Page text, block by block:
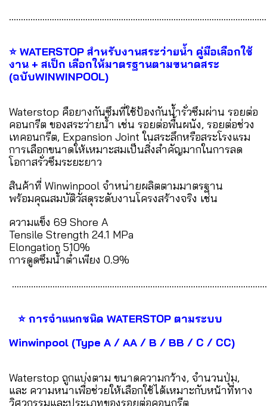
⭐ WATERSTOP สำหรับงานสระว่ายน้ำ คู่มือเลือกใช้
งาน + สเป็ก เลือกให้มาตรฐานตามขนาดสระ
(ฉบับWINWINPOOL)
Waterstop คือยางกันซึมที่ใช้ป้องกันน้ำรั่วซึมผ่าน รอยต่อ
คอนกรีต ของสระว่ายน้ำ เช่น รอยต่อพื้นผนัง, รอยต่อช่วง
เทคอนกรีต, Expansion Joint ในสระลึกหรือสระโรงแรม
การเลือกขนาดให้เหมาะสมเป็นสิ่งสำคัญมากในการลด
โอกาสรั่วซึมระยะยาว
สินค้าที่ Winwinpool จำหน่ายผลิตตามมาตรฐาน
พร้อมคุณสมบัติวัสดุระดับงานโครงสร้างจริง เช่น
ความแข็ง 69 Shore A
Tensile Strength 24.1 MPa
Elongation 510%
การดูดซึมน้ำต่ำเพียง 0.9%
⭐ การจำแนกชนิด WATERSTOP ตามระบบ
Winwinpool (Type A / AA / B / BB / C / CC)
Waterstop ถูกแบ่งตาม ขนาดความกว้าง, จำนวนปุ่ม,
และ ความหนาเพื่อช่วยให้เลือกใช้ได้เหมาะกับหน้าที่ทาง
วิศวกรรมและประเภทของรอยต่อคอนกรีต